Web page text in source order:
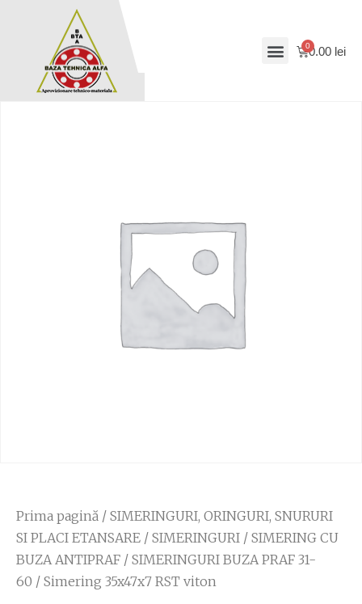
0.00 lei
Prima pagină / SIMERINGURI, ORINGURI, SNURURI
SI PLACI ETANSARE / SIMERINGURI / SIMERING CU
BUZA ANTIPRAF / SIMERINGURI BUZA PRAF 31-
60 / Simering 35x47x7 RST viton